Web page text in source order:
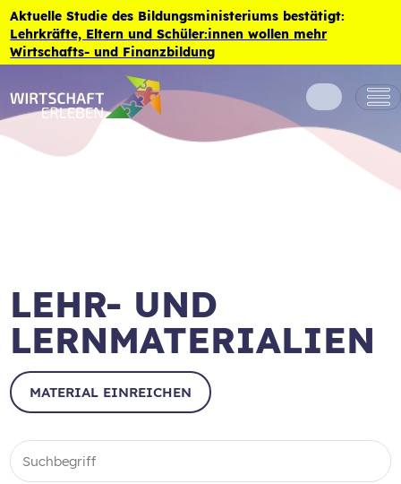
Zum Inhalt der Seite springen
Aktuelle Studie des Bildungsministeriums bestätigt:
Lehrkräfte, Eltern und Schüler:innen wollen mehr
Wirtschafts- und Finanzbildung
LEHR- UND
LERNMATERIALIEN
MATERIAL EINREICHEN